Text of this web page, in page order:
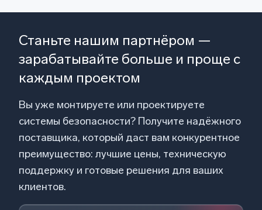
Станьте нашим партнёром —
зарабатывайте больше и проще с
каждым проектом
Вы уже монтируете или проектируете
системы безопасности? Получите надёжного
поставщика, который даст вам конкурентное
преимущество: лучшие цены, техническую
поддержку и готовые решения для ваших
клиентов.